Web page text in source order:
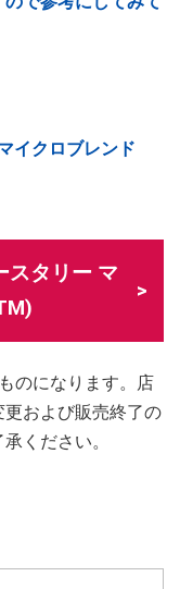
イクロブレンド
タリー マ
のになります。店
および販売終了の
ください。